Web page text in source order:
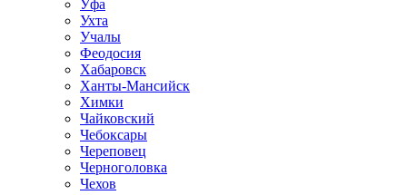
Уфа
Ухта
Учалы
Феодосия
Хабаровск
Ханты-Мансийск
Химки
Чайковский
Чебоксары
Череповец
Черноголовка
Чехов